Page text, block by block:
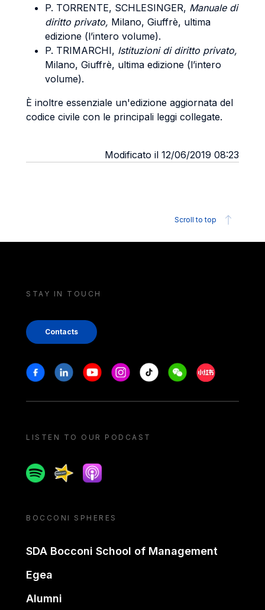
P. TORRENTE, SCHLESINGER, Manuale di
diritto privato, Milano, Giuffrè, ultima
edizione (l’intero volume).
P. TRIMARCHI, Istituzioni di diritto privato,
Milano, Giuffrè, ultima edizione (l’intero
volume).
È inoltre essenziale un'edizione aggiornata del
codice civile con le principali leggi collegate.
Modificato il 12/06/2019 08:23
Scroll to top
STAY IN TOUCH
Contacts
Stay in touch
FacebookLinkedinYoutubeInstagram
Tiktok WeechatXiaohongshu/
LISTEN TO OUR PODCAST
SpotifySpreakerApple podcast
BOCCONI SPHERES
SDA Bocconi School of Management
Egea
Alumni